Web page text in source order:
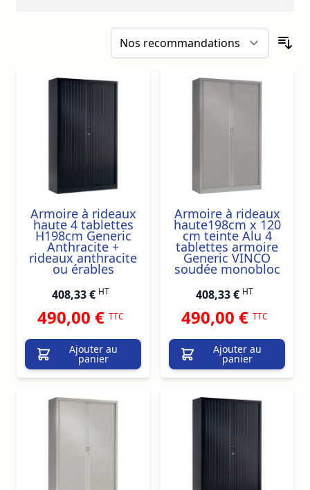
Armoire à rideaux
haute 4 tablettes
H198cm Generic
Anthracite +
rideaux anthracite
ou érables
408,33 € HT
490,00 € TTC
Ajouter au
panier
Armoire à rideaux
haute198cm x 120
cm teinte Alu 4
tablettes armoire
Generic VINCO
soudée monobloc
408,33 € HT
490,00 € TTC
Ajouter au
panier